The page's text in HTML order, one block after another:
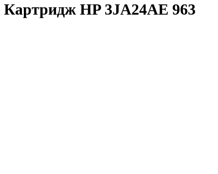
Картридж HP 3JA24AE 963